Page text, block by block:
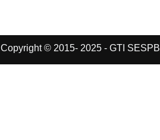
Copyright © 2015- 2025 - GTI SESPB